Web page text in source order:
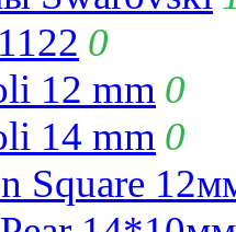
0
12 mm 0
14 mm 0
Square